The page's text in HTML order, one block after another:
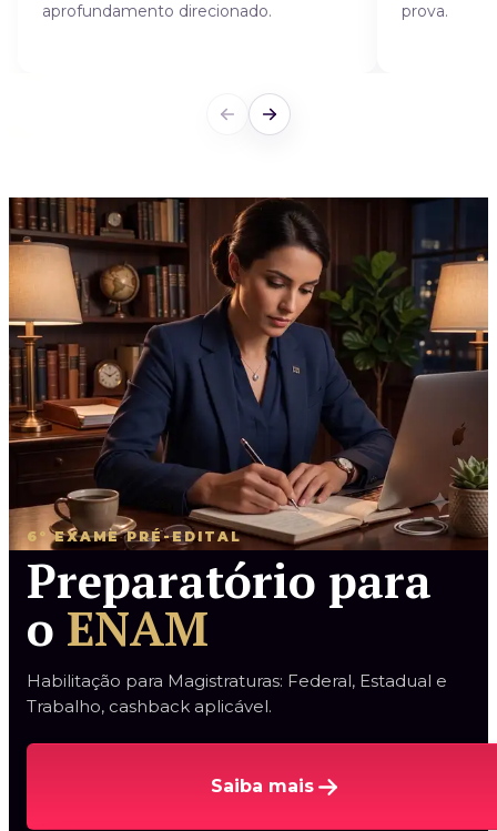
aprofundamento direcionado.
prova.
6º EXAME PRÉ-EDITAL
Preparatório para
o ENAM
Habilitação para Magistraturas: Federal, Estadual e
Trabalho, cashback aplicável.
Saiba mais